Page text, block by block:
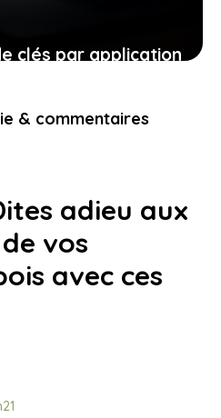
clés par application
& commentaires
adieu aux
vos
avec ces